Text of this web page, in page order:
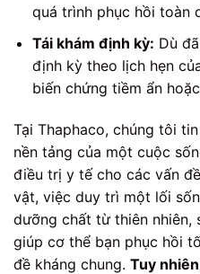
quá trình phục hồi toàn
Tái khám định kỳ: Dù
định kỳ theo lịch hẹn
biến chứng tiềm ẩn
Tại Thaphaco, chúng tôi
nền tảng của một cuộc
điều trị y tế cho các vấn
vật, việc duy trì một lối
dưỡng chất từ thiên nhiên,
giúp cơ thể bạn phục hồi
đề kháng chung. Tuy